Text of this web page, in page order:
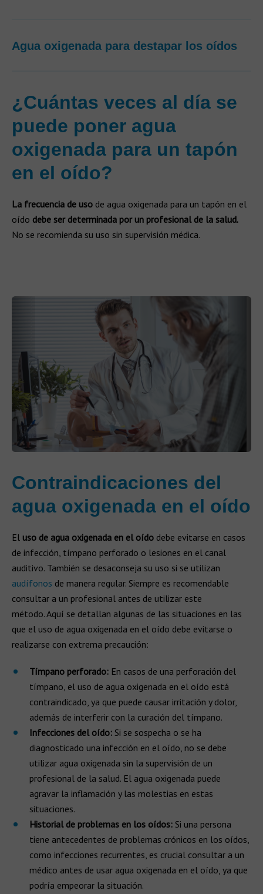
Agua oxigenada para destapar los oídos
¿Cuántas veces al día se
puede poner agua
oxigenada para un tapón
en el oído?
La frecuencia de uso de agua oxigenada para un tapón en el
oído debe ser determinada por un profesional de la salud.
No se recomienda su uso sin supervisión médica.
Contraindicaciones del
agua oxigenada en el oído
El uso de agua oxigenada en el oído debe evitarse en casos
de infección, tímpano perforado o lesiones en el canal
auditivo. También se desaconseja su uso si se utilizan
audífonos de manera regular. Siempre es recomendable
consultar a un profesional antes de utilizar este
método. Aquí se detallan algunas de las situaciones en las
que el uso de agua oxigenada en el oído debe evitarse o
realizarse con extrema precaución:
Tímpano perforado: En casos de una perforación del
tímpano, el uso de agua oxigenada en el oído está
contraindicado, ya que puede causar irritación y dolor,
además de interferir con la curación del tímpano.
Infecciones del oído: Si se sospecha o se ha
diagnosticado una infección en el oído, no se debe
utilizar agua oxigenada sin la supervisión de un
profesional de la salud. El agua oxigenada puede
agravar la inflamación y las molestias en estas
situaciones.
Historial de problemas en los oídos: Si una persona
tiene antecedentes de problemas crónicos en los oídos,
como infecciones recurrentes, es crucial consultar a un
médico antes de usar agua oxigenada en el oído, ya que
podría empeorar la situación.